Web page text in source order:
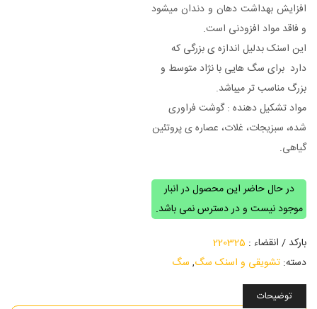
افزایش بهداشت دهان و دندان میشود
و فاقد مواد افزودنی است.
این اسنک بدلیل اندازه ی بزرگی که
دارد برای سگ هایی با نژاد متوسط و
بزرگ مناسب تر میباشد.
مواد تشکیل دهنده : گوشت فراوری
شده، سبزیجات، غلات، عصاره ی پروتئین
گیاهی.
در حال حاضر این محصول در انبار
موجود نیست و در دسترس نمی باشد.
بارکد / انقضاء : 220325
دسته:تشویقی و اسنک سگ, سگ
توضیحات